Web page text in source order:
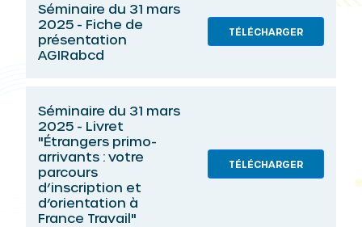
Séminaire du 31 mars
2025 - Fiche de
présentation
AGIRabcd
TÉLÉCHARGER
Séminaire du 31 mars
2025 - Livret
"Étrangers primo-
arrivants : votre
parcours
d’inscription et
d’orientation à
France Travail"
TÉLÉCHARGER